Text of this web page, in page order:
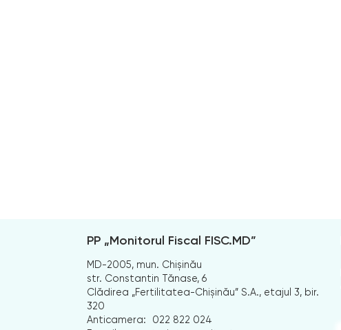
PP „Monitorul Fiscal FISC.MD”
MD-2005, mun. Chișinău
str. Constantin Tănase, 6
Clădirea „Fertilitatea-Chișinău” S.A., etajul 3, bir.
320
Anticamera:
022 822 024